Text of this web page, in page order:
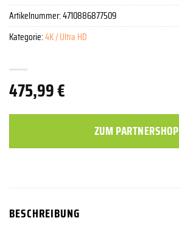
475,99€
ZUM PARTNERSHOP
Artikelnummer:4710886877509
Kategorie:4K / Ultra HD
BESCHREIBUNG